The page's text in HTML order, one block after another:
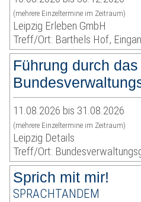
(mehrere Einzeltermine im Zeitraum)
Leipzig Erleben GmbH
Treff/Ort: Barthels Hof,
Führung durch das
11.08.2026 bis 31.08.2026
(mehrere Einzeltermine im Zeitraum)
Leipzig Details
Treff/Ort:
Sprich mit mir!
SPRACHTANDEM